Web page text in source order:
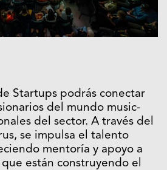
Startups podrás conectar
del mundo music-
del sector. A través del
se impulsa el talento
mentoría y apoyo a
están construyendo el